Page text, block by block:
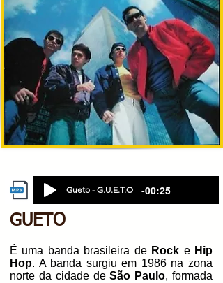
Gueto - G.U.E.T.O -00:25
GUETO
É uma banda brasileira de Rock e Hip
Hop. A banda surgiu em 1986 na zona
norte da cidade deSão Paulo, formada